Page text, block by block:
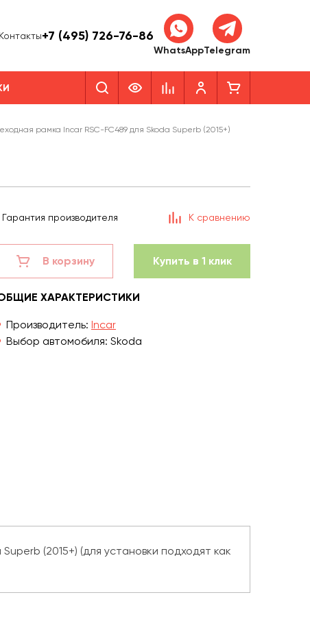
Контакты+7 (495) 726-76-86
WhatsAppTelegram
рамка Incar RSC-FC489 для Skoda Superb (2015+)
Гарантия производителя К сравнению
В корзину Купить в 1 клик
ХАРАКТЕРИСТИКИ
Производитель: Incar
Выбор автомобиля: Skoda
(2015+) (для установки подходят как